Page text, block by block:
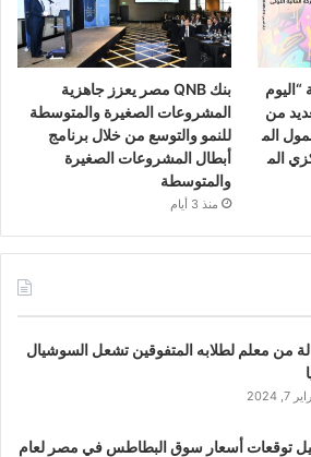
من
الم
الم
بنك QNB مصر يعزز جاهزية
المشروعات الصغيرة والمتوسطة
للنمو والتوسع من خلال برنامج
أبطال المشروعات الصغيرة
والمتوسطة
منذ 3 أيام
من معلم لطلابه المتفوقين تشعل السوشيال
2024
توقعات أسعار سوق البطاطس في مصر لعام